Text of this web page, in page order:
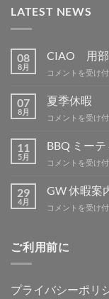
LATEST NEWS
08
8月
CIAO 用
CIAO
部
品
は
コメントを受け
07
8月
夏季休暇
夏
休
暇
は
コメントを受け
11
5月
BBQ ミー
BBQ
ー
テ
ィ
IN
コメントを受け
29
4月
GW 休暇案
GW
案
内
コメントを受け
ご利用前に
プライバシーポリ